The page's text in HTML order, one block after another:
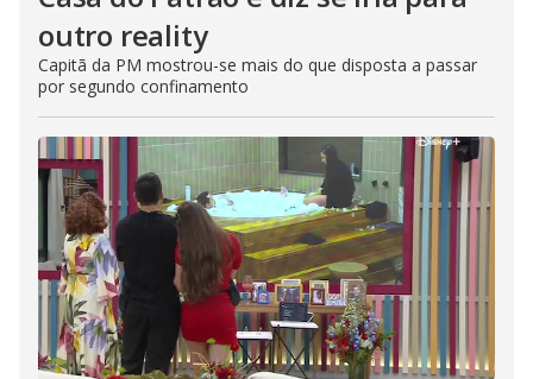
outro reality
Capitã da PM mostrou-se mais do que disposta a passar
por segundo confinamento